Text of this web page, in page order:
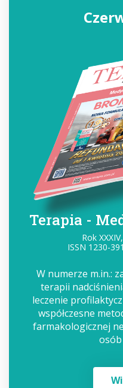
Terapia -
Rok
ISSN 1230-
W numerze m.in.:
terapii
leczenie
współczesne
farmakologicznej